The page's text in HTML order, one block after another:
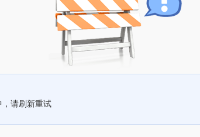
，请刷新重试